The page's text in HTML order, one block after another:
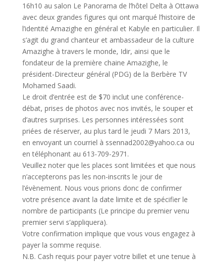
16h10 au salon Le Panorama de l’hôtel Delta à Ottawa
avec deux grandes figures qui ont marqué l’histoire de
l’identité Amazighe en général et Kabyle en particulier. Il
s’agit du grand chanteur et ambassadeur de la culture
Amazighe à travers le monde, Idir, ainsi que le
fondateur de la première chaine Amazighe, le
président-Directeur général (PDG) de la Berbère TV
Mohamed Saadi.
Le droit d’entrée est de $70 inclut une conférence-
débat, prises de photos avec nos invités, le souper et
d’autres surprises. Les personnes intéressées sont
priées de réserver, au plus tard le jeudi 7 Mars 2013,
en envoyant un courriel à ssennad2002@yahoo.ca ou
en téléphonant au 613-709-2971.
Veuillez noter que les places sont limitées et que nous
n’accepterons pas les non-inscrits le jour de
l’évènement. Nous vous prions donc de confirmer
votre présence avant la date limite et de spécifier le
nombre de participants (Le principe du premier venu
premier servi s’appliquera).
Votre confirmation implique que vous vous engagez à
payer la somme requise.
N.B. Cash requis pour payer votre billet et une tenue à